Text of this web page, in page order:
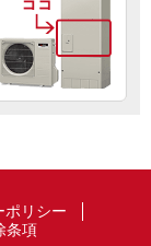
ポリシー
条項